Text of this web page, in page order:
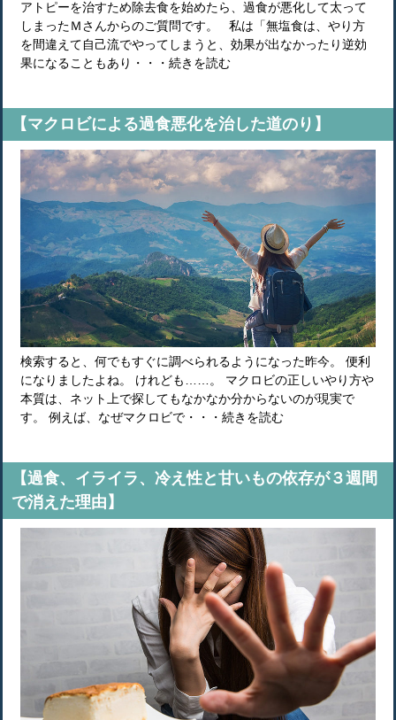
アトピーを治すため除去食を始めたら、過食が悪化して太って
しまったＭさんからのご質問です。 私は「無塩食は、やり方
を間違えて自己流でやってしまうと、効果が出なかったり逆効
果になることもあり・・・続きを読む
【マクロビによる過食悪化を治した道のり】
検索すると、何でもすぐに調べられるようになった昨今。 便利
になりましたよね。 けれども……。 マクロビの正しいやり方や
本質は、ネット上で探してもなかなか分からないのが現実で
す。 例えば、なぜマクロビで・・・続きを読む
【過食、イライラ、冷え性と甘いもの依存が３週間
で消えた理由】